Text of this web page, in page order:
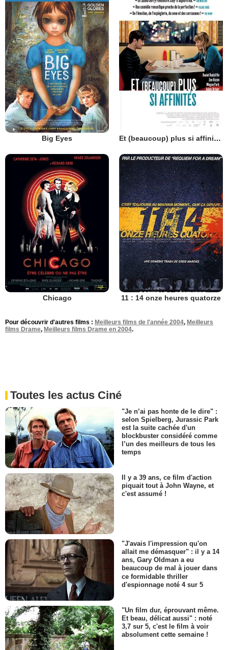
Big Eyes Et (beaucoup) plus si affinités
Chicago 11 : 14 onze heures quatorze
Pour découvrir d'autres films : Meilleurs films de l'année 2004, Meilleurs
films Drame, Meilleurs films Drame en 2004.
Toutes les actus Ciné
"Je n’ai pas honte de le dire" :
selon Spielberg, Jurassic Park
est la suite cachée d'un
blockbuster considéré comme
l’un des meilleurs de tous les
temps
Il y a 39 ans, ce film d'action
piquait tout à John Wayne, et
c'est assumé !
"J'avais l'impression qu'on
allait me démasquer" : il y a 14
ans, Gary Oldman a eu
beaucoup de mal à jouer dans
ce formidable thriller
d'espionnage noté 4 sur 5
"Un film dur, éprouvant même.
Et beau, délicat aussi" : noté
3,7 sur 5, c'est le film à voir
absolument cette semaine !